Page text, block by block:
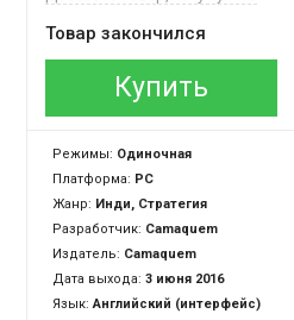
Товар закончился
Купить
Режимы: Одиночная
Платформа: PC
Жанр: Инди, Стратегия
Разработчик: Camaquem
Издатель: Camaquem
Дата выхода: 3 июня 2016
Язык:Английский (интерфейс)